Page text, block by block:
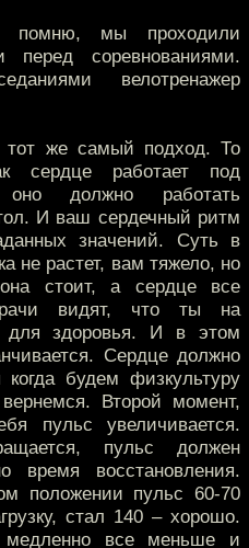
мы проходили
перед соревнованиями.
велотренажер
же самый подход. То
сердце работает под
оно должно работать
И ваш сердечный ритм
значений. Суть в
не растет, вам тяжело, но
стоит, а сердце все
видят, что ты на
для здоровья. И в этом
Сердце должно
будем физкультуру
Второй момент,
пульс увеличивается.
пульс должен
время восстановления.
положении пульс 60-70
стал 140 – хорошо.
медленно все меньше и